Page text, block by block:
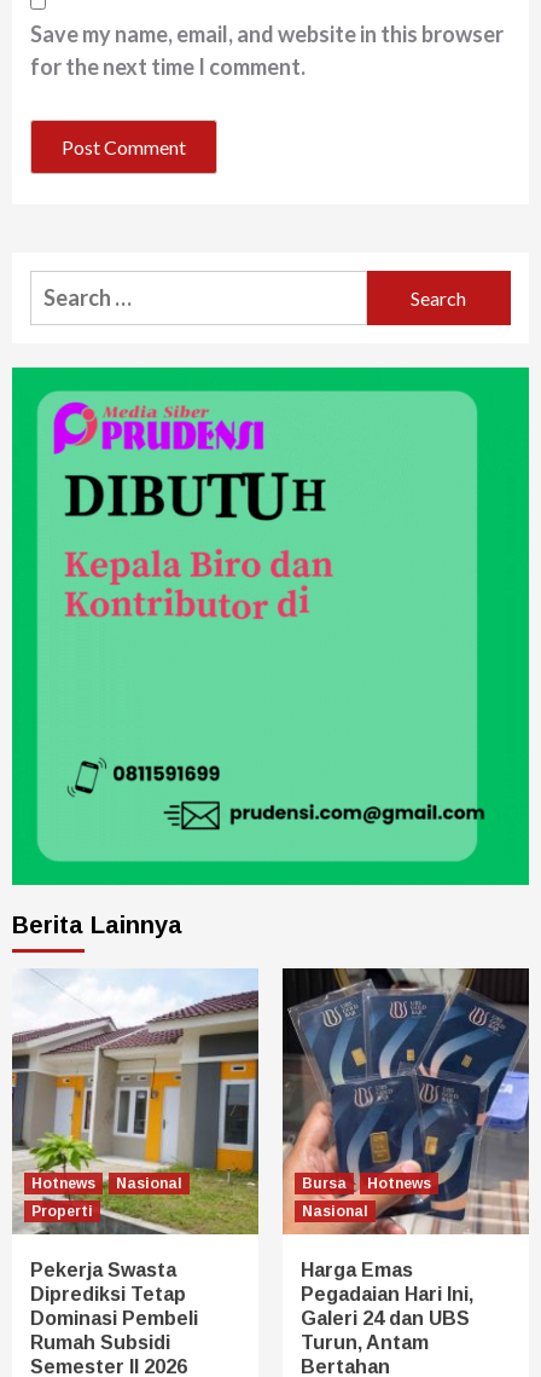
Save my name, email, and website in this browser
for the next time I comment.
Berita Lainnya
Hotnews
Nasional
Properti
Pekerja Swasta
Diprediksi Tetap
Dominasi Pembeli
Rumah Subsidi
Semester II 2026
Bursa
Hotnews
Nasional
Harga Emas
Pegadaian Hari Ini,
Galeri 24 dan UBS
Turun, Antam
Bertahan